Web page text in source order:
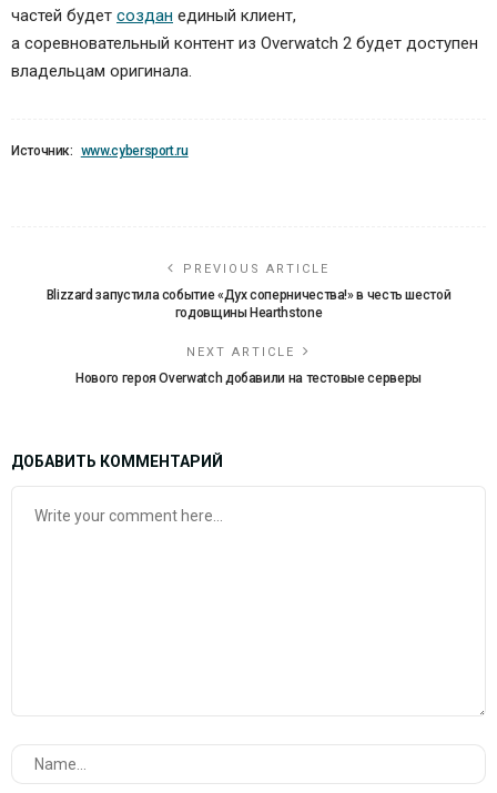
частей будет создан единый клиент,
а соревновательный контент из Overwatch 2 будет доступен
владельцам оригинала.
Источник: www.cybersport.ru
PREVIOUS ARTICLE
Blizzard запустила событие «Дух соперничества!» в честь шестой
годовщины Hearthstone
NEXT ARTICLE
Нового героя Overwatch добавили на тестовые серверы
ДОБАВИТЬ КОММЕНТАРИЙ